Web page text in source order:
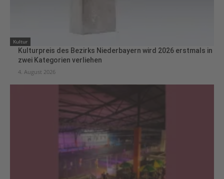
Kultur
Kulturpreis des Bezirks Niederbayern wird 2026 erstmals in
zwei Kategorien verliehen
4. August 2026